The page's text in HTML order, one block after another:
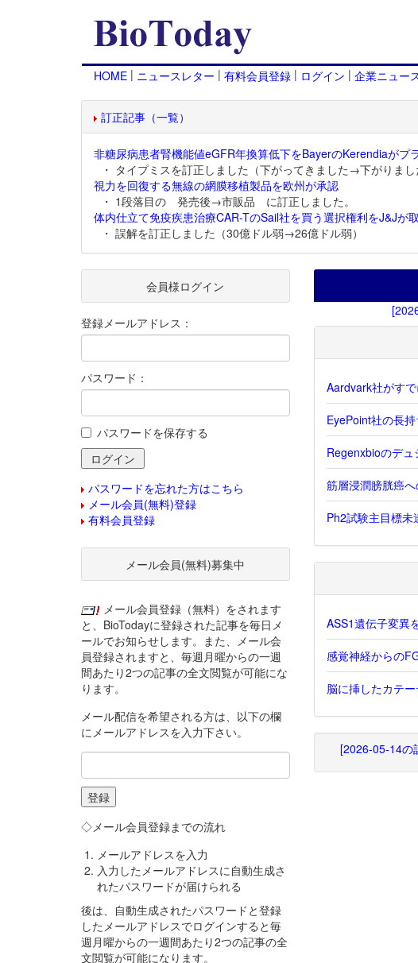
HOME | ニュースレター | 有料会員登録 | ログイン | 企業ニュー
訂正記事（一覧）
非糖尿病患者腎機能値eGFR年換算低下をBayerのKerendiaがプ
・ タイプミスを訂正しました（下がってきました→下がりまし
視力を回復する無線の網膜移植製品を欧州が承認
・ 1段落目の 発売後→市販品 に訂正しました。
体内仕立て免疫疾患治療CAR-TのSail社を買う選択権利をJ&Jが
・ 誤解を訂正しました（30億ドル弱→26億ドル弱）
Aardvark社がす
EyePoint社の長
Regenxbioのデ
筋層浸潤膀胱癌
Ph2試験主目標
ASS1遺伝子変異
感覚神経からの
脳に挿したカテ
[2026-05-14の
会員様ログイン
登録メールアドレス：
パスワード：
パスワードを保存する
パスワードを忘れた方はこちら
メール会員(無料)登録
有料会員登録
メール会員(無料)募集中
メール会員登録（無料）をされます
と、BioTodayに登録された記事を毎日メ
ールでお知らせします。また、メール会
員登録されますと、毎週月曜からの一週
間あたり2つの記事の全文閲覧が可能にな
ります。
メール配信を希望される方は、以下の欄
にメールアドレスを入力下さい。
◇メール会員登録までの流れ
メールアドレスを入力
入力したメールアドレスに自動生成さ
れたパスワードが届けられる
後は、自動生成されたパスワードと登録
したメールアドレスでログインすると毎
週月曜からの一週間あたり2つの記事の全
文閲覧が可能になります。